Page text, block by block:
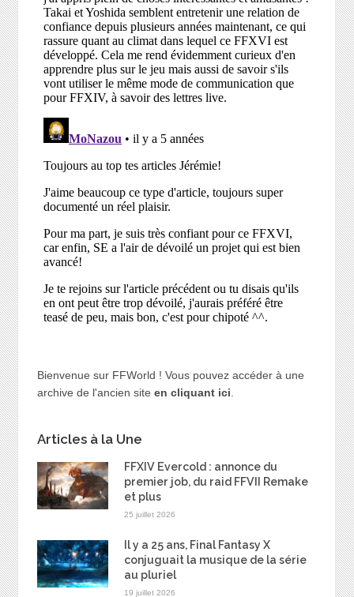
Bienvenue sur FFWorld ! Vous pouvez accéder à une
archive de l'ancien site en cliquant ici
Articles à la Une
FFXIV Evercold : annonce du
premier job, du raid FFVII Remake
et plus
25 juillet 2026
Il y a 25 ans, Final Fantasy X
conjuguait la musique de la série
au pluriel
19 juillet 2026